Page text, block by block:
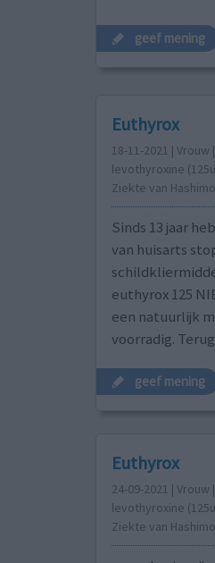
geef mening
Euthyrox
18-11-2021 | Vrouw
levothyroxine
Ziekte van
Sinds 13 jaar
van huisarts
euthyrox 125
een natuurlijk
voorradig.
geef mening
Euthyrox
24-09-2021 | Vrouw
levothyroxine
Ziekte van